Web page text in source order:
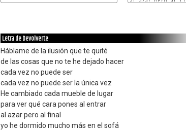
Letra de Devolverte
Háblame de la ilusión que te quité
de las cosas que no te he dejado hacer
cada vez no puede ser
cada vez no puede ser la única vez
He cambiado cada mueble de lugar
para ver qué cara pones al entrar
al azar pero al final
yo he dormido mucho más en el sofá